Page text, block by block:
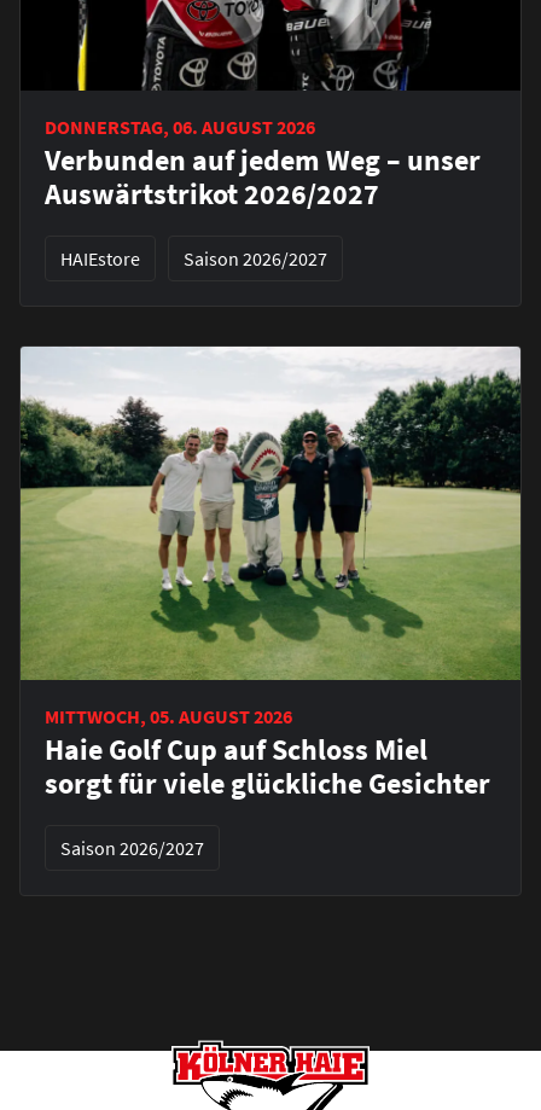
DONNERSTAG, 06. AUGUST 2026
Verbunden auf jedem Weg – unser
Auswärtstrikot 2026/2027
HAIEstore Saison 2026/2027
MITTWOCH, 05. AUGUST 2026
Haie Golf Cup auf Schloss Miel
sorgt für viele glückliche Gesichter
Saison 2026/2027